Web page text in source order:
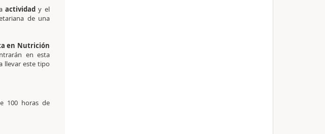
actividady el
de una
en Nutrición
en esta
llevar este tipo
100 horas de